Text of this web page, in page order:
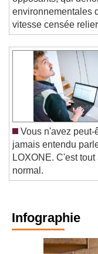
opposants, qui
environnementales
vitesse censée
Vous n'avez peut-
jamais entendu
LOXONE. C'est tout
normal.
Infographie